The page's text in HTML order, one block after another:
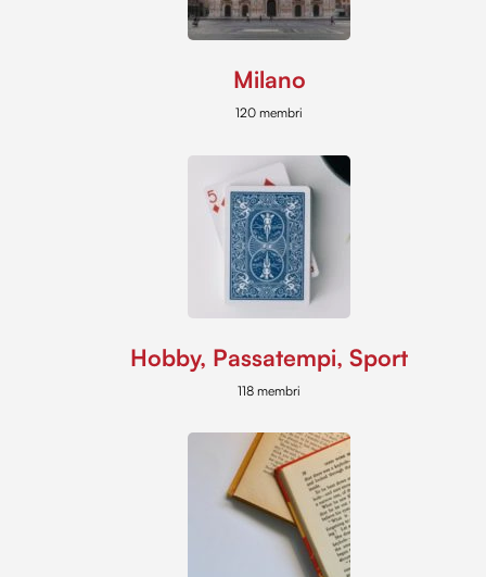
Milano
120 membri
Hobby, Passatempi, Sport
118 membri